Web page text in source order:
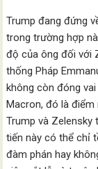
Trump đang đứng
trong trường hợp
độ của ông đối với
thống Pháp
không còn đóng
Macron, đó là
Trump và Zelensky
tiến này có thể chỉ
đàm phán hay